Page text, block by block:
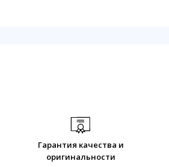
Гарантия качества и
оригинальности